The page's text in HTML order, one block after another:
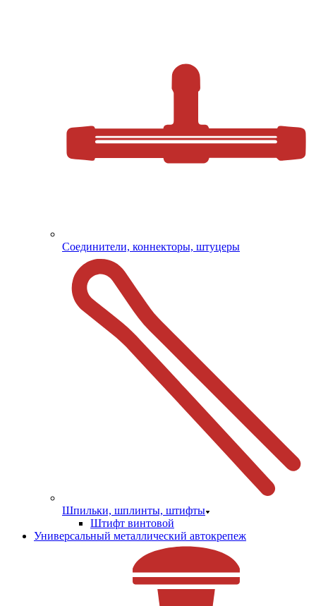
Соединители, коннекторы, штуцеры
Шпильки, шплинты, штифты
Штифт винтовой
Универсальный металлический автокрепеж